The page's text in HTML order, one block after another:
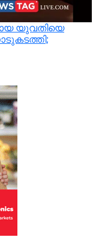
യുവതിയെ